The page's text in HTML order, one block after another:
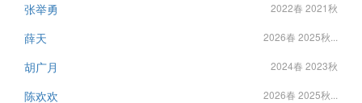
张举勇 2022春 2021秋
薛天 2026春 2025秋...
胡广月 2024春 2023秋
陈欢欢 2026春 2025秋...